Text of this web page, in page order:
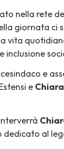
nella rete
giornata ci
vita
inclusione
e
e
al